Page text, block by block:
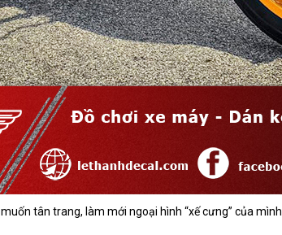
tân trang, làm mới ngoại hình “xế cưng” của mình.